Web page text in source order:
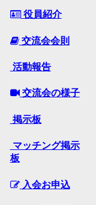
役員紹介
交流会会則
活動報告
交流会の様子
掲示板
マッチング掲示
板
入会お申込